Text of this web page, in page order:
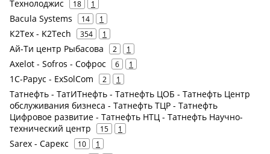
Технолоджис
18 1
Bacula Systems 14 1
К2Тех - K2Tech 354 1
Ай-Ти центр Рыбасова 2 1
Axelot - Sofros - Софрос 6 1
1С-Рарус - ExSolCom 2 1
Татнефть - ТатИТнефть - Татнефть ЦОБ - Татнефть Центр
обслуживания бизнеса - Татнефть ТЦР - Татнефть
Цифровое развитие - Татнефть НТЦ - Татнефть Научно-
технический центр
15 1
Sarex - Сарекс 10 1